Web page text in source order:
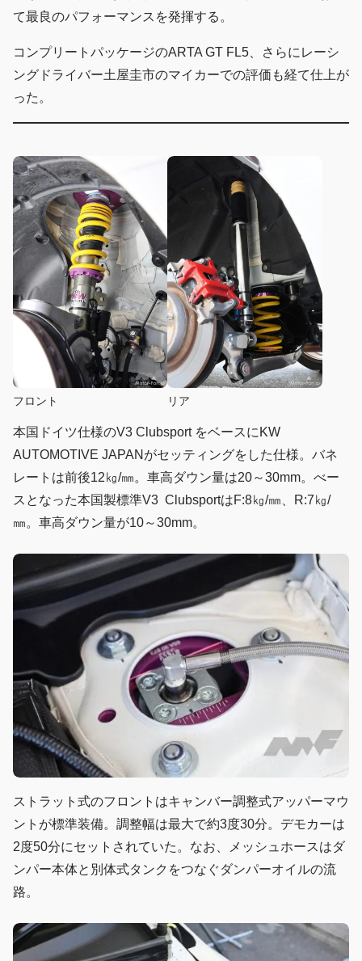
て最良のパフォーマンスを発揮する。
コンプリートパッケージのARTA GT FL5、さらにレーシ
ングドライバー土屋圭市のマイカーでの評価も経て仕上が
った。
フロント リア
本国ドイツ仕様のV3 Clubsport をベースにKW
AUTOMOTIVE JAPANがセッティングをした仕様。バネ
レートは前後12㎏/㎜。車高ダウン量は20～30mm。べー
スとなった本国製標準V3 ClubsportはF:8㎏/㎜、R:7㎏/
㎜。車高ダウン量が10～30mm。
ストラット式のフロントはキャンバー調整式アッパーマウ
ントが標準装備。調整幅は最大で約3度30分。デモカーは
2度50分にセットされていた。なお、メッシュホースはダ
ンパー本体と別体式タンクをつなぐダンパーオイルの流
路。